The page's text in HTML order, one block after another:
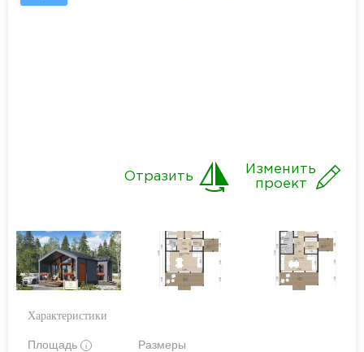
Изменить
проект
Отразить
Характеристики
Площадь i Размеры